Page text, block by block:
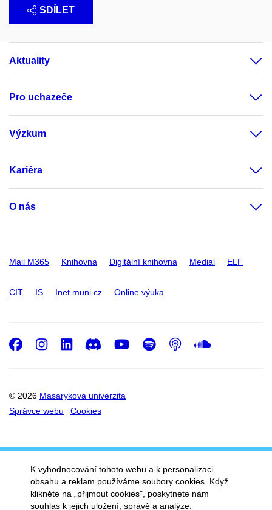
SDÍLET
Aktuality
Pro uchazeče
Výzkum
Kariéra
O nás
Mail M365 Knihovna Digitální knihovna Medial ELF
CIT IS Inet.muni.cz Online výuka
© 2026 Masarykova univerzita
Správce webu
Cookies
Facebook
Instagram
LinkedIn
DiscordYoutube
Spotify
Podcast
K vyhodnocování tohoto webu a k personalizaci
obsahu a reklam používáme soubory cookies. Když
klikněte na „přijmout cookies", poskytnete nám
souhlas k jejich uložení, správě a analýze.